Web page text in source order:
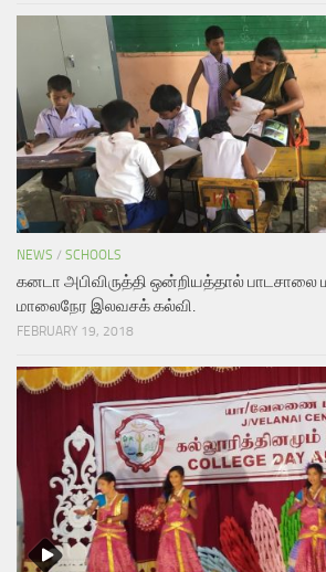
NEWS / SCHOOLS
கனடா அபிவிருத்தி ஒன்றியத்தால்
மாலைநேர இலவசக் கல்வி.
FEBRUARY 19, 2018